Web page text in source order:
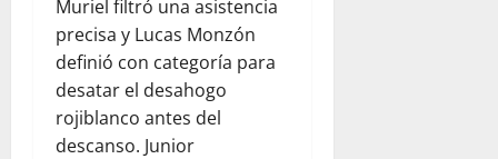
Muriel filtró una asistencia
precisa y Lucas Monzón
definió con categoría para
desatar el desahogo
rojiblanco antes del
descanso. Junior